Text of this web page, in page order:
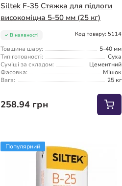
Siltek F-35 Стяжка для підлоги
високоміцна 5-50 мм (25 кг)
В наявності Код товару: 5114
Товщина шару:
5-40 мм
Тип готовності:
Суха
Суміші за складом:
Цементний
Фасовка:
Мішок
Вага:
25 кг
258.94 грн
Популярний